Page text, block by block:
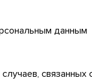
данным
связанных